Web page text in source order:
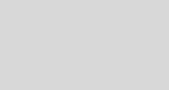
تعارض قوانین؛ مانع پنهان سنددار شدن بخش
طنین شعر عاشورایی در